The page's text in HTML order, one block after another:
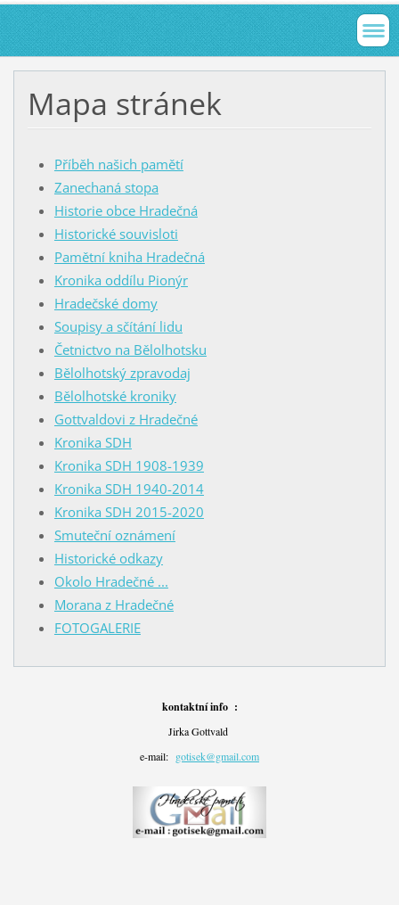
Mapa stránek
Příběh našich pamětí
Zanechaná stopa
Historie obce Hradečná
Historické souvisloti
Pamětní kniha Hradečná
Kronika oddílu Pionýr
Hradečské domy
Soupisy a sčítání lidu
Četnictvo na Bělolhotsku
Bělolhotský zpravodaj
Bělolhotské kroniky
Gottvaldovi z Hradečné
Kronika SDH
Kronika SDH 1908-1939
Kronika SDH 1940-2014
Kronika SDH 2015-2020
Smuteční oznámení
Historické odkazy
Okolo Hradečné ...
Morana z Hradečné
FOTOGALERIE
kontaktní info :
Jirka Gottvald
e-mail: gotisek@gmail.com